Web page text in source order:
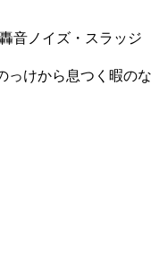
音ノイズ・スラッジ
っけから息つく暇のな